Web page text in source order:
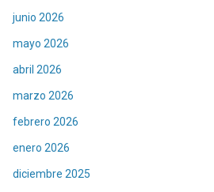
junio 2026
mayo 2026
abril 2026
marzo 2026
febrero 2026
enero 2026
diciembre 2025